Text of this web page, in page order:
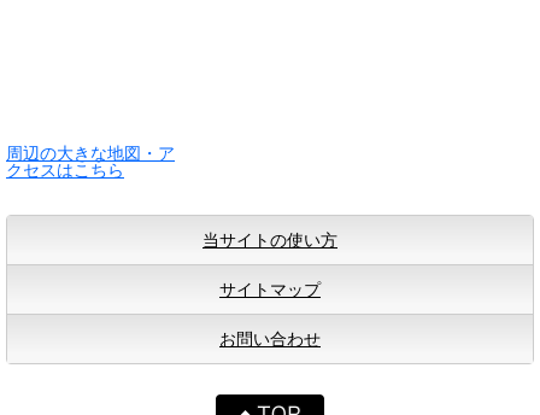
周辺の大きな地図・ア
クセスはこちら
当サイトの使い方
サイトマップ
お問い合わせ